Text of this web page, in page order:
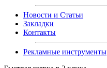
Новости и Статьи
Закладки
Контакты
Рекламные инструменты